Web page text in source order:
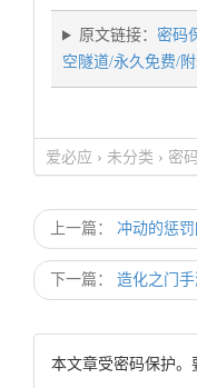
原文链接： 密码
空隧道/永久免费/
爱必应 › 未分类 › 密
上一篇： 冲动的惩
下一篇： 造化之门
本文章受密码保护。